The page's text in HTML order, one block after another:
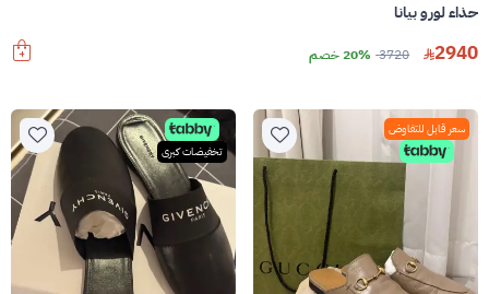
حذاء لورو بيانا
2940
3720 20% خصم
سعر قابل للتفاوض
تخفيضات كبرى